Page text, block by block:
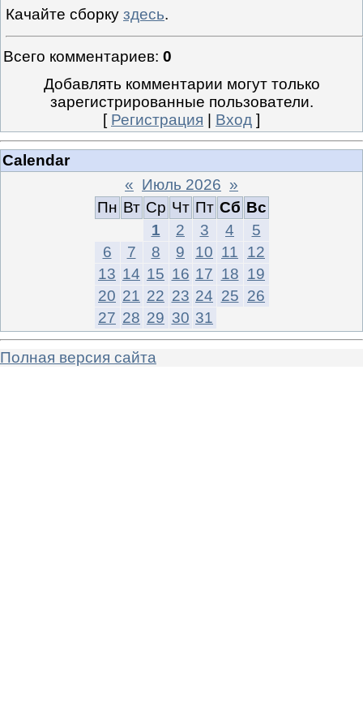
Качайте сборку здесь.
Всего комментариев: 0
Добавлять комментарии могут только
зарегистрированные пользователи.
[ Регистрация Вход ]
Calendar
« Июль 2026 »
Пн Вт Ср Чт Пт Сб Вс
1
2 3 4
5
6
7 8 9 10 11
12
13 14 15 16 17 18 19
20 21 22 23 24 25 26
27 28 29 30 31
Полная версия сайта